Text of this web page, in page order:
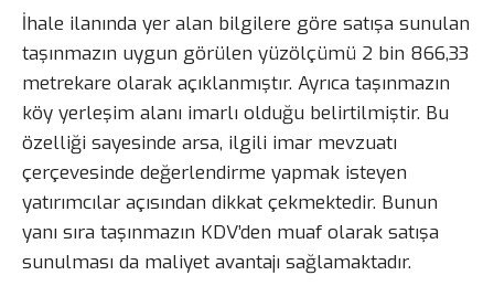
İhale ilanında yer alan bilgilere göre satışa sunulan
taşınmazın uygun görülen yüzölçümü 2 bin 866,33
metrekare olarak açıklanmıştır. Ayrıca taşınmazın
köy yerleşim alanı imarlı olduğu belirtilmiştir. Bu
özelliği sayesinde arsa, ilgili imar mevzuatı
çerçevesinde değerlendirme yapmak isteyen
yatırımcılar açısından dikkat çekmektedir. Bunun
yanı sıra taşınmazın KDV’den muaf olarak satışa
sunulması da maliyet avantajı sağlamaktadır.